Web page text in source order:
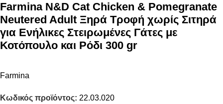
Farmina N&D Cat Chicken & Pomegranate
Neutered Adult Ξηρά Τροφή χωρίς Σιτηρά
για Ενήλικες Στειρωμένες Γάτες με
Κοτόπουλο και Ρόδι 300 gr
Farmina
Κωδικός προϊόντος: 22.03.020